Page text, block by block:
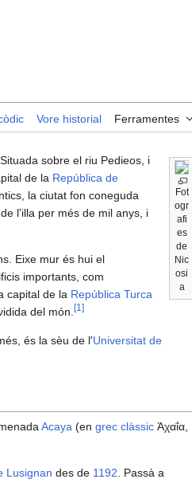
Vore historial Ferramentes
Fot
ogr
afi
es
de
Nic
osi
a
. Situada sobre el riu Pedieos, i
de la República de
la ciutat fon coneguda
l'illa per més de mil anys, i
Eixe mur és hui el
importants, com
capital de la República Turca
del món. [1 ]
és la sèu de l'Universitat de
Acaya (en grec clàssic Ἀχαΐα,
Lusignan des de 1192 . Passà a